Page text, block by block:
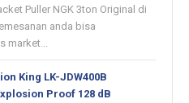
Puller NGK 3ton Original di
anda bisa
market...
King LK-JDW400B
Proof 128 dB